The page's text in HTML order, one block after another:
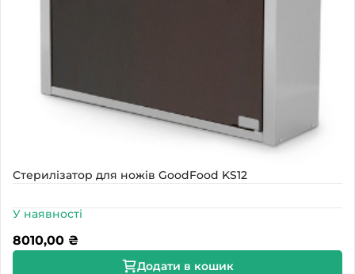
Стерилізатор для ножів GoodFood KS12
У наявності
8010,00 ₴
Додати в кошик